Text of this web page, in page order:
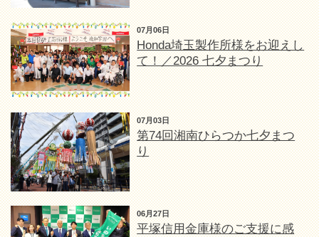
07月06日
Honda埼玉製作所様をお迎えし
て！／2026 七夕まつり
07月03日
第74回湘南ひらつか七夕まつ
り
06月27日
平塚信用金庫様のご支援に感